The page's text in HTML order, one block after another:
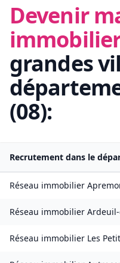
Devenir
grandes
(08):
Recrutement dans le
Réseau immobilier
Réseau immobilier
Réseau immobilier Les